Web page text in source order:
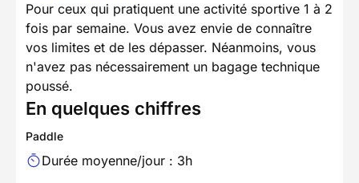
Pour ceux qui pratiquent une activité sportive 1 à 2
fois par semaine. Vous avez envie de connaître
vos limites et de les dépasser. Néanmoins, vous
n'avez pas nécessairement un bagage technique
poussé.
En quelques chiffres
Paddle
Durée moyenne/jour : 3h